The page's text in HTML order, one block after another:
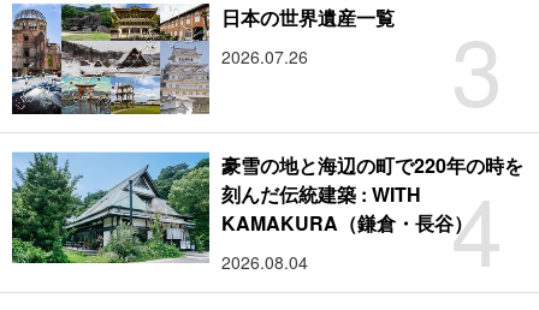
3
日本の世界遺産一覧
2026.07.26
4
豪雪の地と海辺の町で220年の時を
刻んだ伝統建築 : WITH
KAMAKURA（鎌倉・長谷）
2026.08.04